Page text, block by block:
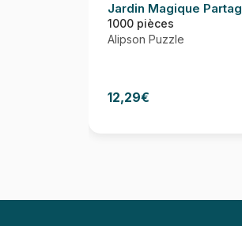
Jardin Magique
1000 pièces
Alipson Puzzle
12,29€